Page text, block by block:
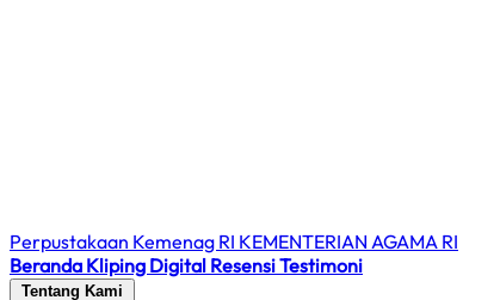
Perpustakaan Kemenag RI KEMENTERIAN AGAMA RI
Beranda Kliping Digital ResensiTestimoni
Tentang Kami